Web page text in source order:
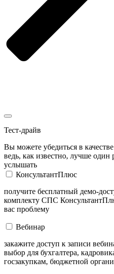
Тест-драйв
Вы можете убедиться в
ведь, как известно, лучше один
услышать
КонсультантПлюс
получите бесплатный демо-
комплекту СПС
вас проблему
Вебинар
закажите доступ к записи
выбор для бухгалтера,
госзакупкам, бюджетной